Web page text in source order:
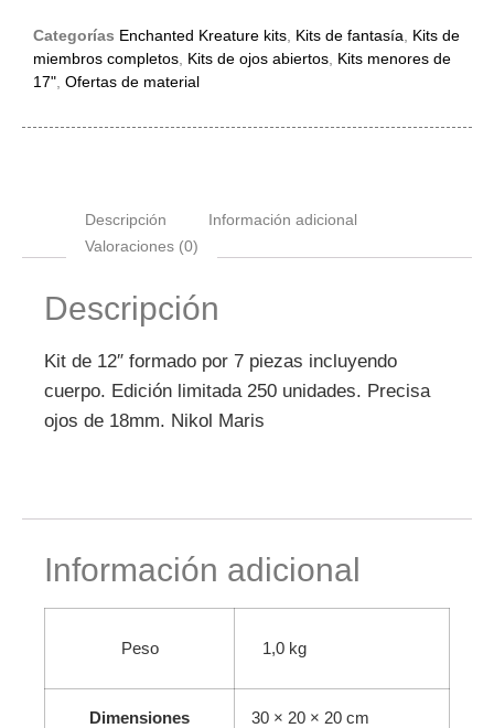
Categorías Enchanted Kreature kits Kits de fantasía
Kits de
miembros completos Kits de ojos abiertos Kits menores de
17" Ofertas de material
Descripción
Información adicional
Valoraciones (0)
Descripción
Kit de 12″ formado por 7 piezas incluyendo
cuerpo. Edición limitada 250 unidades. Precisa
ojos de 18mm. Nikol Maris
Información adicional
Peso 1,0 kg
Dimensiones 30 × 20 × 20 cm